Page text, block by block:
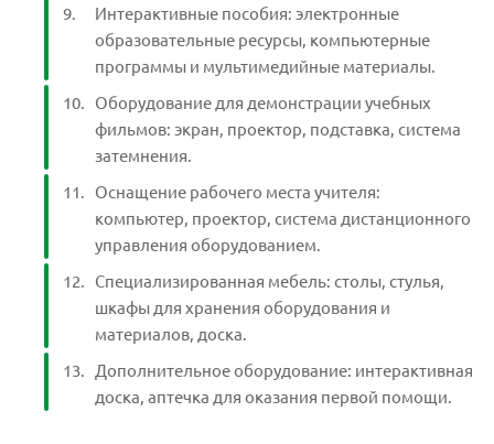
Интерактивные пособия: электронные
образовательные ресурсы, компьютерные
программы и мультимедийные материалы.
Оборудование для демонстрации учебных
фильмов: экран, проектор, подставка, система
затемнения.
Оснащение рабочего места учителя:
компьютер, проектор, система дистанционного
управления оборудованием.
Специализированная мебель: столы, стулья,
шкафы для хранения оборудования и
материалов, доска.
Дополнительное оборудование: интерактивная
доска, аптечка для оказания первой помощи.